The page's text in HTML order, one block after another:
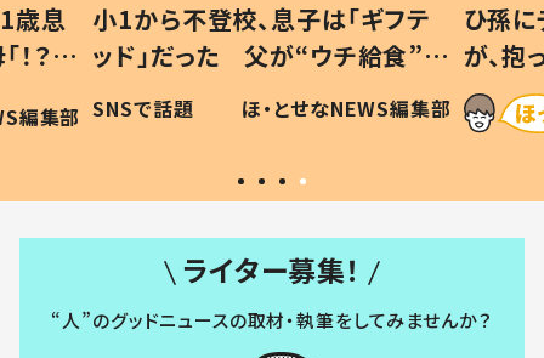
歳息
？」
編集部
小1から不登校、息子は「ギフテ
ッド」だった 父が“ウチ給食”を
作り続ける理由とは #令和の親
#令和の子
SNSで話題 ほ・とせなNEWS編集部
ひ孫
が、
「涙が
い」
ライター募集！
“人”のグッドニュースの取材・執筆をしてみませんか？